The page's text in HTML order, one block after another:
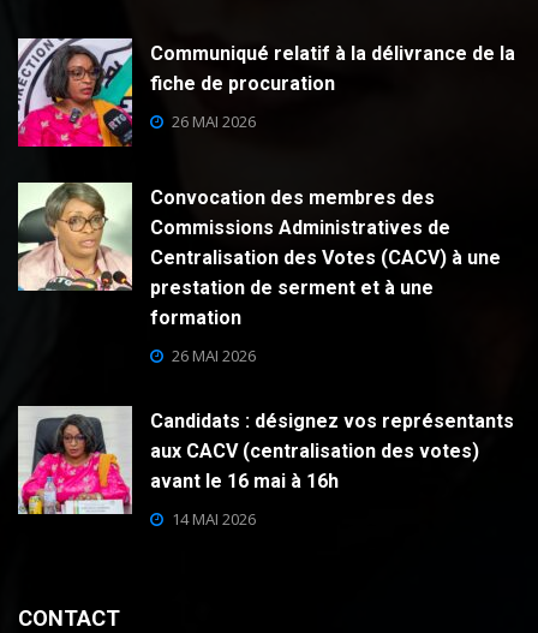
Communiqué relatif à la délivrance de la
fiche de procuration
26 MAI 2026
Convocation des membres des
Commissions Administratives de
Centralisation des Votes (CACV) à une
prestation de serment et à une
formation
26 MAI 2026
Candidats : désignez vos représentants
aux CACV (centralisation des votes)
avant le 16 mai à 16h
14 MAI 2026
CONTACT